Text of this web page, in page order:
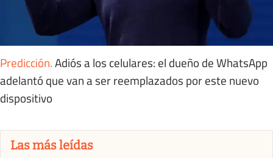
Predicción.Adiós a los celulares: el dueño de WhatsApp
adelantó que van a ser reemplazados por este nuevo
dispositivo
Las más leídas